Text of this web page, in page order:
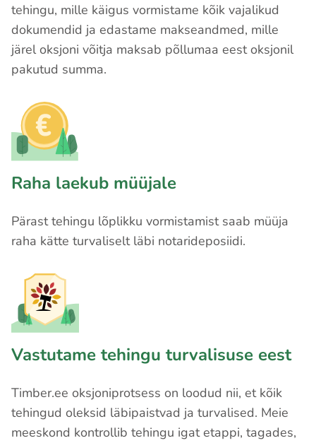
tehingu, mille käigus vormistame kõik vajalikud
dokumendid ja edastame makseandmed, mille
järel oksjoni võitja maksab põllumaa eest oksjonil
pakutud summa.
Raha laekub müüjale
Pärast tehingu lõplikku vormistamist saab müüja
raha kätte turvaliselt läbi notarideposiidi.
Vastutame tehingu turvalisuse eest
Timber.ee oksjoniprotsess on loodud nii, et kõik
tehingud oleksid läbipaistvad ja turvalised. Meie
meeskond kontrollib tehingu igat etappi, tagades,